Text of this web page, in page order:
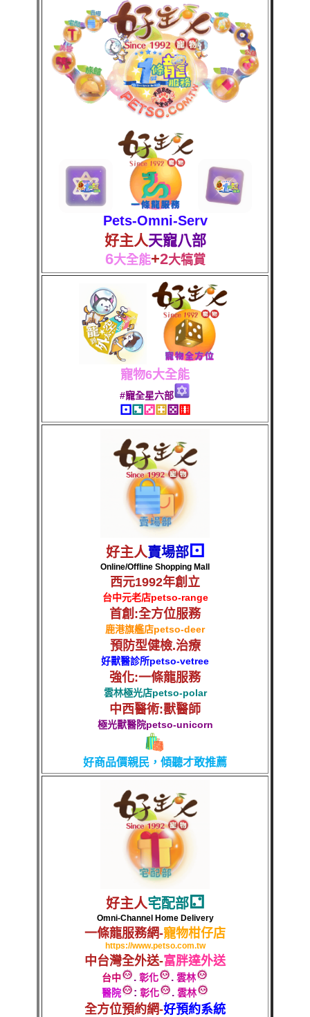
Pets-Omni-Serv
好主人天寵八部
6大全能+2大犒賞
寵物6大全能
#寵全星六部
⚀⚁⚂⚃⚄⚅
好主人賣場部⚀
Online/Offline Shopping Mall
西元1992年創立
台中元老店petso-range
首創:全方位服務
鹿港旗艦店petso-deer
預防型健檢.治療
好獸醫診所petso-vetree
強化:一條龍服務
雲林極光店petso-polar
中西醫術:獸醫師
極光獸醫院petso-unicorn
好商品價親民，傾聽才敢推薦
好主人宅配部⚁
Omni-Channel Home Delivery
一條龍服務網-寵物柑仔店
https://www.petso.com.tw
中台灣全外送-富胖達外送
台中 . 彰化 . 雲林
醫院
: 彰化 . 雲林
全方位預約網-好預約系統